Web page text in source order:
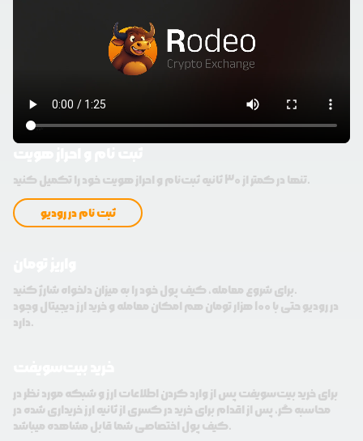
تنها در کمتر از 30 ثانیه ثبت‌نام و احراز هویت خود را تکمیل کنید.
ثبت نام در رودیو
برای شروع معامله، کیف پول خود را به میزان دلخواه شارژ کنید.
در رودیو حتی با 100 هزار تومان هم امکان معامله و خرید ارز دیجیتال وجود
دارد.
برای خرید بیت‌سویفت پس از وارد کردن اطلاعات ارز و شبکه مورد نظر در
محاسبه گر، پس از اقدام برای خرید در کسری از ثانیه ارز خریداری شده در
کیف پول اختصاصی شما قابل مشاهده میباشد.